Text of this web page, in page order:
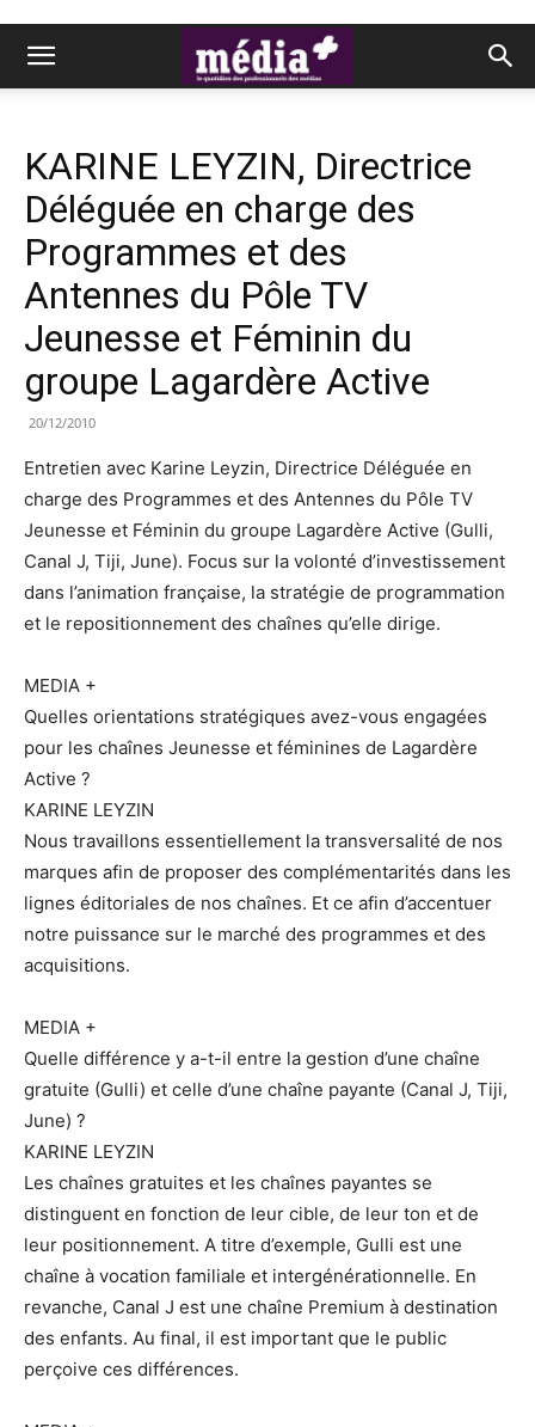
KARINE LEYZIN, Directrice
Déléguée en charge des
Programmes et des
Antennes du Pôle TV
Jeunesse et Féminin du
groupe Lagardère Active
20/12/2010
Entretien avec Karine Leyzin, Directrice Déléguée en
charge des Programmes et des Antennes du Pôle TV
Jeunesse et Féminin du groupe Lagardère Active (Gulli,
Canal J, Tiji, June). Focus sur la volonté d’investissement
dans l’animation française, la stratégie de programmation
et le repositionnement des chaînes qu’elle dirige.
MEDIA +
Quelles orientations stratégiques avez-vous engagées
pour les chaînes Jeunesse et féminines de Lagardère
Active ?
KARINE LEYZIN
Nous travaillons essentiellement la transversalité de nos
marques afin de proposer des complémentarités dans les
lignes éditoriales de nos chaînes. Et ce afin d’accentuer
notre puissance sur le marché des programmes et des
acquisitions.
MEDIA +
Quelle différence y a-t-il entre la gestion d’une chaîne
gratuite (Gulli) et celle d’une chaîne payante (Canal J, Tiji,
June) ?
KARINE LEYZIN
Les chaînes gratuites et les chaînes payantes se
distinguent en fonction de leur cible, de leur ton et de
leur positionnement. A titre d’exemple, Gulli est une
chaîne à vocation familiale et intergénérationnelle. En
revanche, Canal J est une chaîne Premium à destination
des enfants. Au final, il est important que le public
perçoive ces différences.